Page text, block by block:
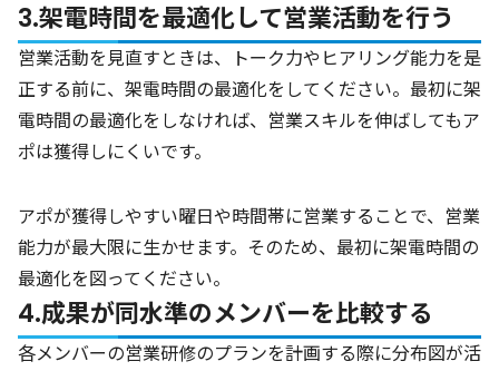
3.架電時間を最適化して営業活動を行う
営業活動を見直すときは、トーク力やヒアリング能力を是
正する前に、架電時間の最適化をしてください。最初に架
電時間の最適化をしなければ、営業スキルを伸ばしてもア
ポは獲得しにくいです。
アポが獲得しやすい曜日や時間帯に営業することで、営業
能力が最大限に生かせます。そのため、最初に架電時間の
最適化を図ってください。
4.成果が同水準のメンバーを比較する
各メンバーの営業研修のプランを計画する際に分布図が活